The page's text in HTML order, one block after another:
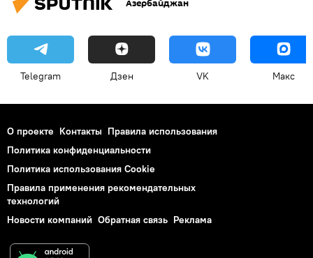
Азербайджан
Telegram Дзен VK Макс
О проекте Контакты Правила использования
Политика конфиденциальности
Политика использования Cookie
Правила применения рекомендательных
технологий
Новости компаний Обратная связь Реклама